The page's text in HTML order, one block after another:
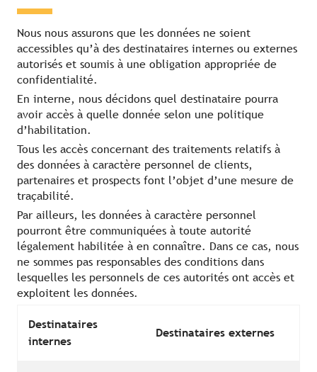
Nous nous assurons que les données ne soient
accessibles qu’à des destinataires internes ou externes
autorisés et soumis à une obligation appropriée de
confidentialité.
En interne, nous décidons quel destinataire pourra
avoir accès à quelle donnée selon une politique
d’habilitation.
Tous les accès concernant des traitements relatifs à
des données à caractère personnel de clients,
partenaires et prospects font l’objet d’une mesure de
traçabilité.
Par ailleurs, les données à caractère personnel
pourront être communiquées à toute autorité
légalement habilitée à en connaître. Dans ce cas, nous
ne sommes pas responsables des conditions dans
lesquelles les personnels de ces autorités ont accès et
exploitent les données.
Destinataires
internes
Destinataires externes